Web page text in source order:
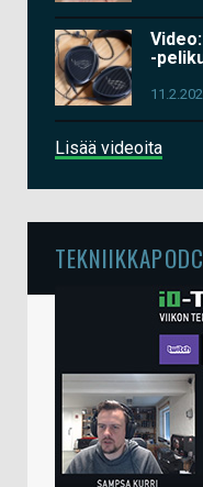
-
Lisää videoita